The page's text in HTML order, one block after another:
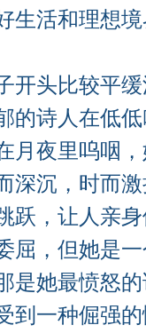
生活和理想
开头比较平
的诗人在低
月夜里呜咽
深沉，时而
跃，让人亲
屈，但她是
是她最愤怒
到一种倔强